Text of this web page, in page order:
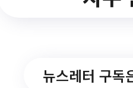
뉴스레터 구독